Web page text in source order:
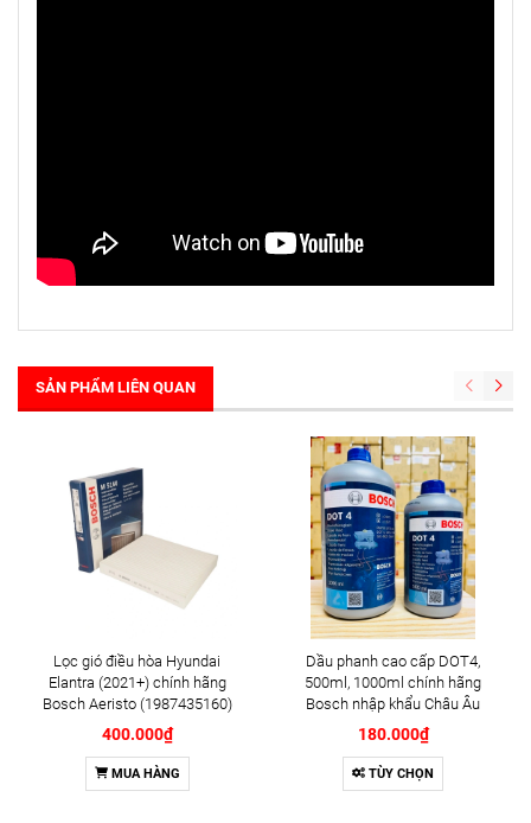
SẢN PHẨM LIÊN QUAN
Lọc gió điều hòa Hyundai
Elantra (2021+) chính hãng
Bosch Aeristo (1987435160)
400.000₫
MUA HÀNG
Dầu phanh cao cấp DOT4,
500ml, 1000ml chính hãng
Bosch nhập khẩu Châu Âu
180.000₫
TÙY CHỌN